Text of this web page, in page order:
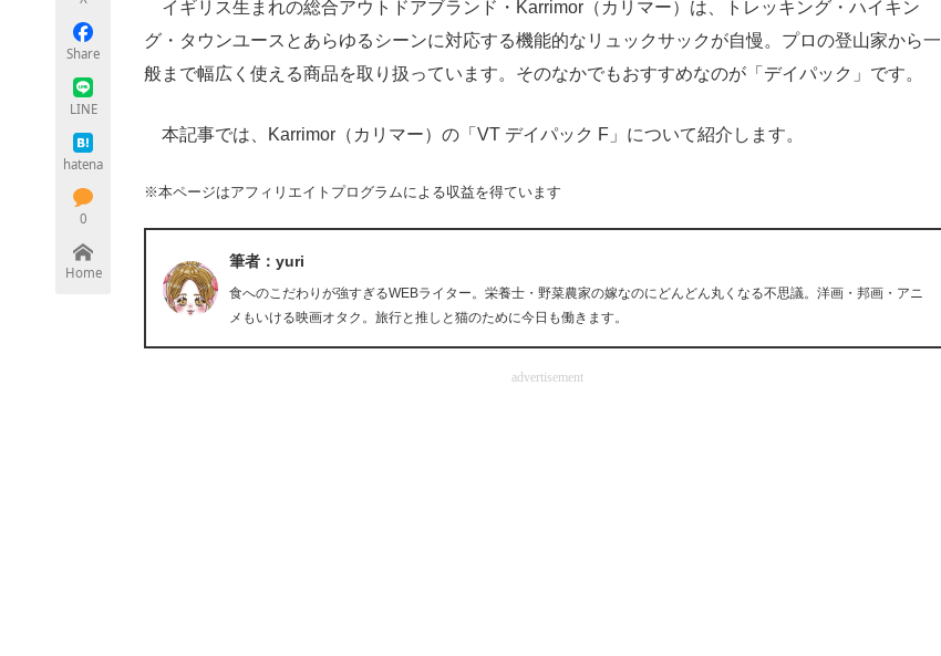
Share
LINE
hatena
0
Home
イギリス生まれの総合アウトドアブランド・Karrimor（カリマー）は、トレッキング・ハイキン
グ・タウンユースとあらゆるシーンに対応する機能的なリュックサックが自慢。プロの登山家から一
般まで幅広く使える商品を取り扱っています。そのなかでもおすすめなのが「デイパック」です。
本記事では、Karrimor（カリマー）の「VT デイパック F」について紹介します。
※本ページはアフィリエイトプログラムによる収益を得ています
筆者：yuri
食へのこだわりが強すぎるWEBライター。栄養士・野菜農家の嫁なのにどんどん丸くなる不思議。洋画・邦画・アニ
メもいける映画オタク。旅行と推しと猫のために今日も働きます。
advertisement